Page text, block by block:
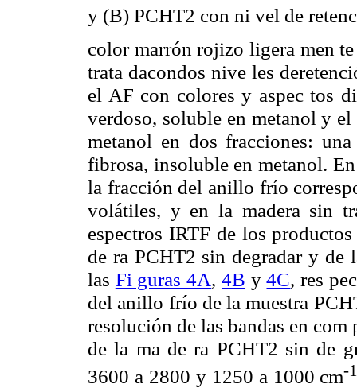
y (B) PCHT2 con ni vel de
color marrón rojizo ligera men
trata dacondos nive les
el AF con colores y aspec tos
verdoso, soluble en metanol y
metanol en dos fracciones:
fibrosa, insoluble en metanol.
la fracción del anillo frío
volátiles, y en la madera sin
espectros IRTF de los
de ra PCHT2 sin degradar y de
las Fi guras 4A, 4B y4C, res
del anillo frío de la muestra
resolución de las bandas en
de la ma de ra PCHT2 sin de
3600 a 2800 y 1250 a 1000 cm-